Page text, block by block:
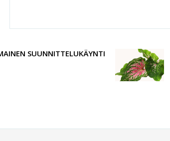
SUUNNITTELUKÄYNTI